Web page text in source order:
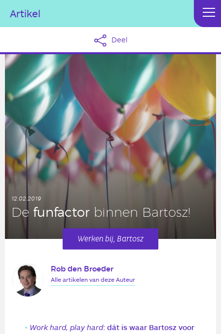
Artikel
Deel
De fun­fac­tor binnen Bartosz!
12.02.2019
Werken bij, Bartosz
Work hard, play hard: dát is waar Bartosz voor
Rob den Broeder
Alle artikelen van deze Auteur